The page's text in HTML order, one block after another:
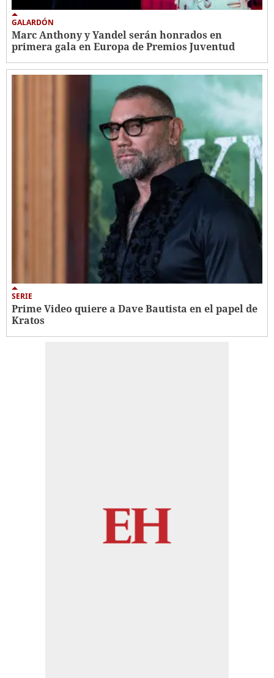
GALARDÓN
Marc Anthony y Yandel serán honrados en
primera gala en Europa de Premios Juventud
SERIE
Prime Video quiere a Dave Bautista en el papel de
Kratos